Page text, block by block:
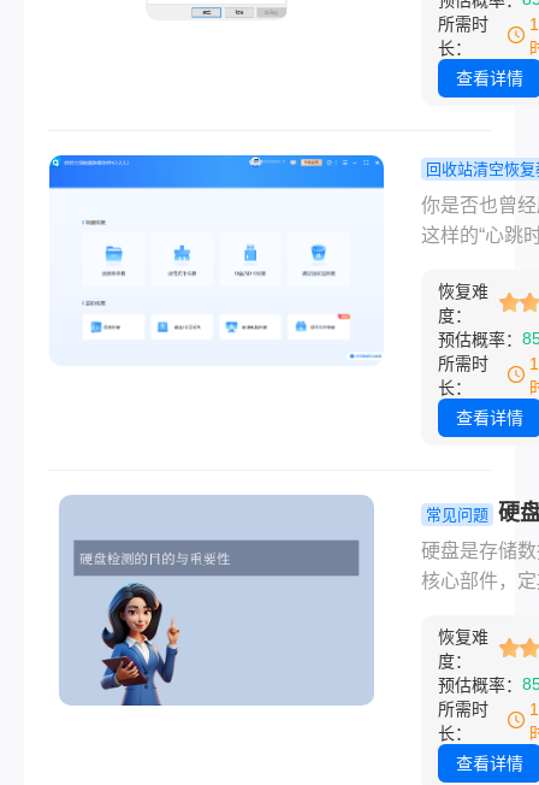
顿，严重时
能引发系统
那么c盘红了
这套 从应急
的完整方案
你就能为C盘
避免问题再
所需时
长：
查看详情
回收站清空恢
回收站清空
么恢复回来
救你！
你是否也曾
这样的“心跳
文件拖进了
站，接着又
地清空了回收
站……几秒后
然惊醒：“糟
问号在脑海
开：回收站
怎么恢复回
些文件是不
扔进黑洞，
救了？
恢复难
度：
预估概率：
所需时
长：
查看详情
常见问题 硬
工具哪个比
好？主流工
硬盘是存储
核心部件，
故障隐患。
盘检测工具
较好呢？本
比主流硬盘
具，帮助您
恢复难
度：
预估概率：
所需时
长：
查看详情